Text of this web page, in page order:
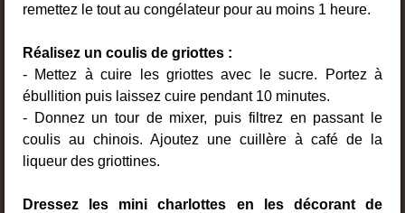
remettez le tout au congélateur pour au moins 1 heure.
Réalisez un coulis de griottes :
- Mettez à cuire les griottes avec le sucre. Portez à
ébullition puis laissez cuire pendant 10 minutes.
- Donnez un tour de mixer, puis filtrez en passant le
coulis au chinois. Ajoutez une cuillère à café de la
liqueur des griottines.
Dressez les mini charlottes en les décorant de